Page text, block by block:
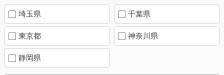
埼玉県 千葉県
東京都 神奈川県
静岡県